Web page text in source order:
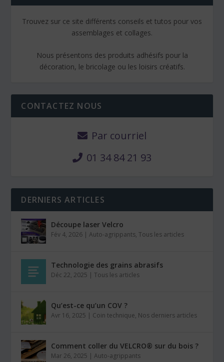
Trouvez sur ce site différents conseils et tutos pour vos
assemblages et collages.
Nous présentons des produits adhésifs pour la
décoration, le bricolage ou les loisirs créatifs.
CONTACTEZ NOUS
Par courriel
01 34 84 21 93
DERNIERS ARTICLES
Découpe laser Velcro
Fév 4, 2026 |Auto-agrippants,Tous les articles
Technologie des grains abrasifs
Déc 22, 2025 |Tous les articles
Qu’est-ce qu’un COV ?
Avr 16, 2025 | Coin technique, Nos derniers articles
Comment coller du VELCRO® sur du bois ?
Mar 26, 2025 |Auto-agrippants